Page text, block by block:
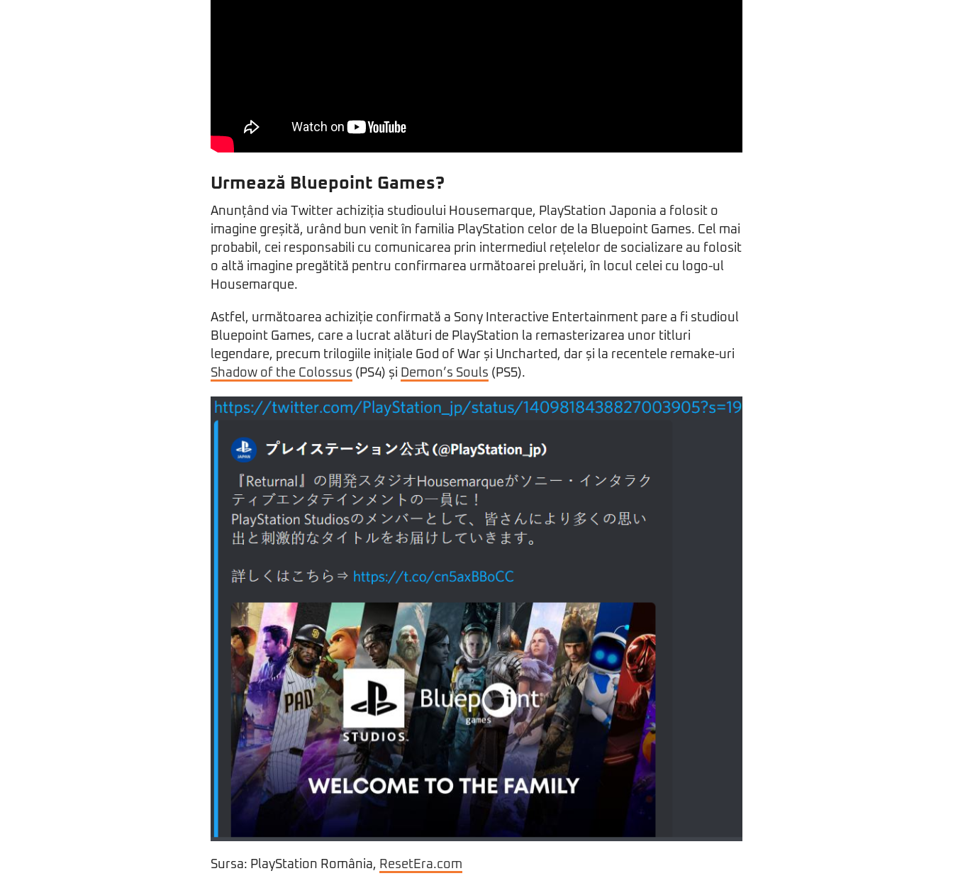
Urmează Bluepoint Games?
Anunțând via Twitter achiziția studioului Housemarque, PlayStation Japonia a folosit o
imagine greșită, urând bun venit în familia PlayStation celor de la Bluepoint Games. Cel mai
probabil, cei responsabili cu comunicarea prin intermediul rețelelor de socializare au folosit
o altă imagine pregătită pentru confirmarea următoarei preluări, în locul celei cu logo-ul
Housemarque.
Astfel, următoarea achiziție confirmată a Sony Interactive Entertainment pare a fi studioul
Bluepoint Games, care a lucrat alături de PlayStation la remasterizarea unor titluri
legendare, precum trilogiile inițiale God of War și Uncharted, dar și la recentele remake-uri
Shadow of the Colossus (PS4) și Demon’s Souls (PS5).
Sursa: PlayStation România, ResetEra.com